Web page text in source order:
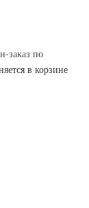
заказ по
в корзине